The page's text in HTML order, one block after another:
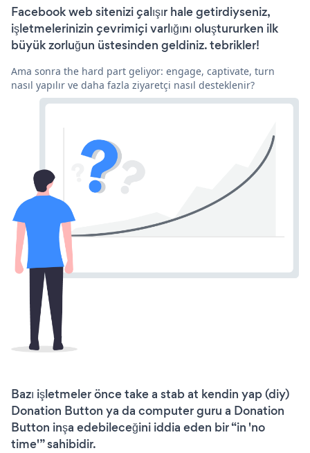
Facebook web sitenizi çalışır hale getirdiyseniz,
işletmelerinizin çevrimiçi varlığını oluştururken ilk
büyük zorluğun üstesinden geldiniz. tebrikler!
Ama sonra the hard part geliyor: engage, captivate, turn
nasıl yapılır ve daha fazla ziyaretçi nasıl desteklenir?
Bazı işletmeler önce take a stab at kendin yap (diy)
Donation Button ya da computer guru a Donation
Button inşa edebileceğini iddia eden bir “in 'no
time'” sahibidir.